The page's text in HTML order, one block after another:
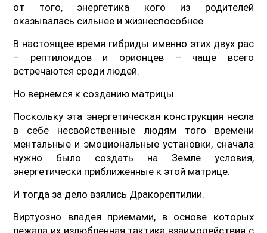
от того, энергетика кого из родителей
оказывалась сильнее и жизнеспособнее.
В настоящее время гибриды именно этих двух рас
– рептилоидов и орионцев – чаще всего
встречаются среди людей.
Но вернемся к созданию матрицы.
Поскольку эта энергетическая конструкция несла
в себе несвойственные людям того времени
ментальные и эмоциональные установки, сначала
нужно было создать на Земле условия,
энергетически приближенные к этой матрице.
И тогда за дело взялись Дракорептилии.
Виртуозно владея приемами, в основе которых
лежала их излюбленная тактика взаимодействия с